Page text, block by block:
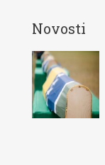
Novosti